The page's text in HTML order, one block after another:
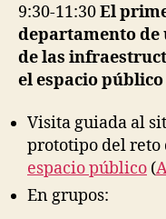
9:30-11:30El
departamento de
de las
el espacio público
Visita guiada al
prototipo del reto
espacio público (
En grupos: